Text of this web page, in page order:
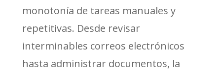
monotonía de tareas manuales y
repetitivas. Desde revisar
interminables correos electrónicos
hasta administrar documentos, la